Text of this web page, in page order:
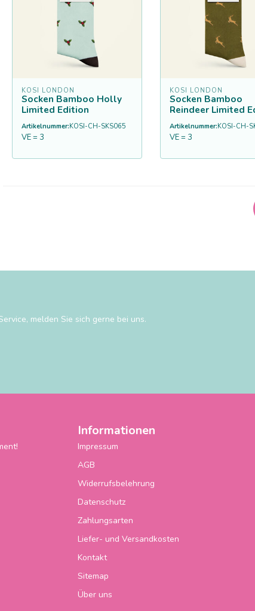
KOSI LONDON
Socken Bamboo Holly
Limited Edition
Artikelnummer:KOSI-CH-SKS065
VE = 3
KOSI LONDON
Socken Bamboo
Reindeer Limited
Artikelnummer:KOSI-CH-
VE = 3
melden Sie sich gerne bei uns.
Informationen
Impressum
AGB
Widerrufsbelehrung
Datenschutz
Zahlungsarten
Liefer- und Versandkosten
Kontakt
Sitemap
Über uns